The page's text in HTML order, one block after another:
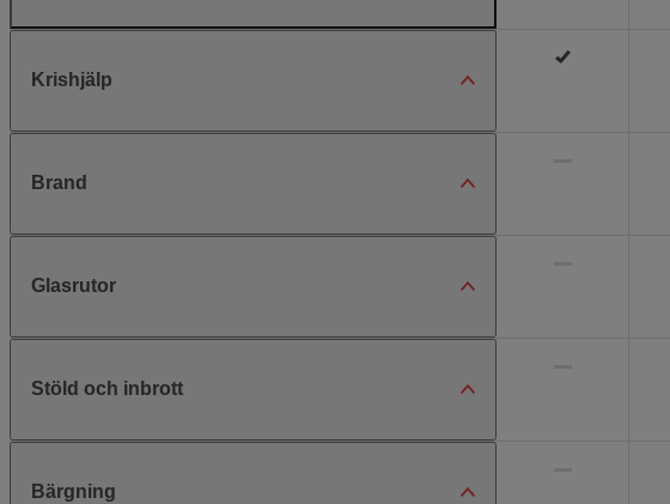
Krishjälp
Brand
Glasrutor
Stöld och inbrott
Bärgning